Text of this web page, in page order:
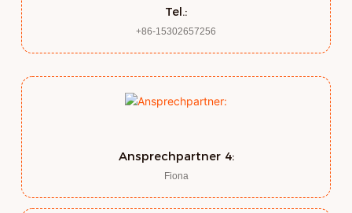
Tel.:
+86-15302657256
Ansprechpartner 4:
Fiona